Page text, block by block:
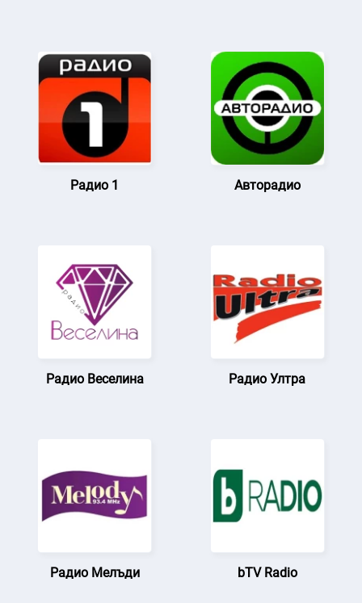
Радио 1 Авторадио
Радио Веселина Радио Ултра
Радио Мелъди bTV Radio